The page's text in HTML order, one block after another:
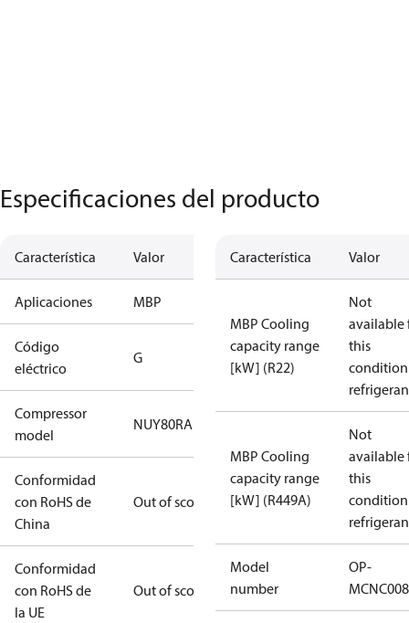
Especificaciones del producto
Característica Valor
Aplicaciones MBP
Código
eléctrico
G
Compressor
model
NUY80RAb
Conformidad
con RoHS de
China
Out of scope
Conformidad
con RoHS de
la UE
Out of scope
Característica Valor
MBP Cooling
capacity range
[kW] (R22)
Not
available
this
MBP Cooling
capacity range
[kW] (R449A)
Not
available
this
Model
number
OP-